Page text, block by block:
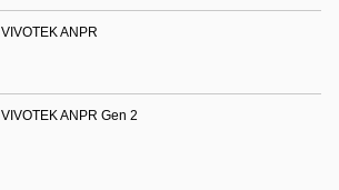
VIVOTEK ANPR
VIVOTEK ANPR Gen 2